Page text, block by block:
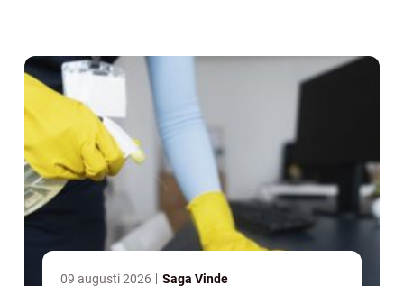
09 augusti 2026 Saga Vinde